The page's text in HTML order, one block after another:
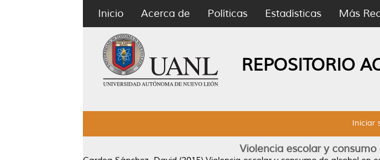
Inicio Acerca de Políticas Estadísticas Más
REPOSITORIO
Iniciar
Violencia escolar y